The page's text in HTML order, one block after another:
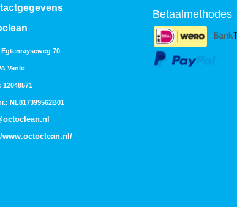
70
Venlo
12048571
NL817399562B01
www.octoclean.nl /
Betaalmethodes